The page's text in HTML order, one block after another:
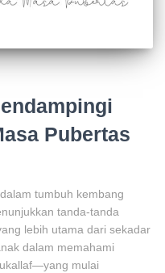
Pubertas
tumbuh kembang
tanda-tanda
lebih utama dari sekadar
dalam memahami
mulai